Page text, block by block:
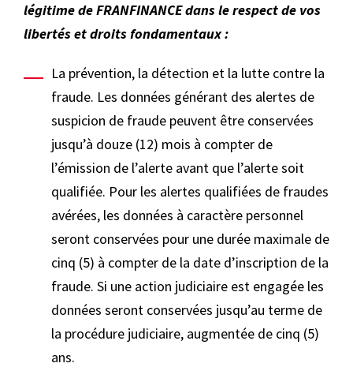
légitime de FRANFINANCE dans le respect de vos
libertés et droits fondamentaux :
La prévention, la détection et la lutte contre la
fraude. Les données générant des alertes de
suspicion de fraude peuvent être conservées
jusqu’à douze (12) mois à compter de
l’émission de l’alerte avant que l’alerte soit
qualifiée. Pour les alertes qualifiées de fraudes
avérées, les données à caractère personnel
seront conservées pour une durée maximale de
cinq (5) à compter de la date d’inscription de la
fraude. Si une action judiciaire est engagée les
données seront conservées jusqu’au terme de
la procédure judiciaire, augmentée de cinq (5)
ans.